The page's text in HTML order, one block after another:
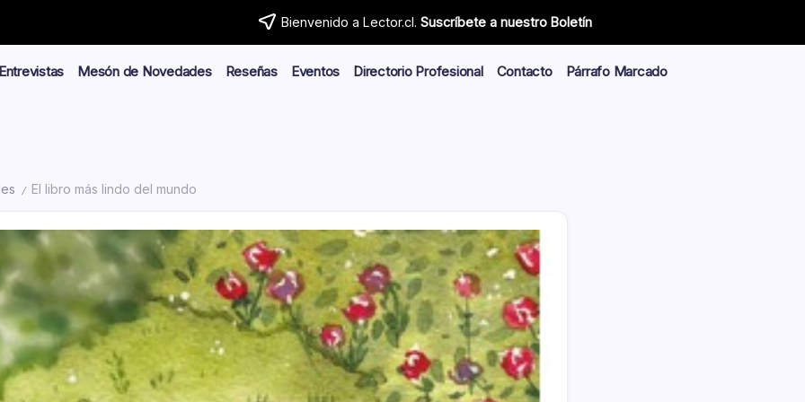
Bienvenido a Lector.cl. Suscríbete a nuestro Boletín
Entrevistas Mesón de Novedades Reseñas Eventos Directorio Profesional Contacto
Párrafo Marcado
/ El libro más lindo del mundo